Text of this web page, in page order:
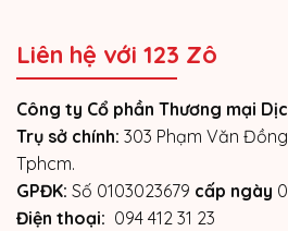
Liên hệ với 123 Zô
Công ty Cổ phần Thương mại
Trụ sở chính: 303 Phạm Văn
Tphcm.
GPĐK: Số 0103023679 cấp ngày
Điện thoại: 094 412 31 23